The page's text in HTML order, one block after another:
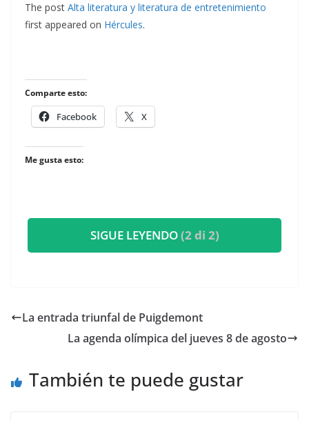
The post Alta literatura y literatura de entretenimiento
first appeared on Hércules.
Comparte esto:
Facebook X
Me gusta esto:
SIGUE LEYENDO(2 di 2)
La entrada triunfal de Puigdemont
La agenda olímpica del jueves 8 de agosto
También te puede gustar